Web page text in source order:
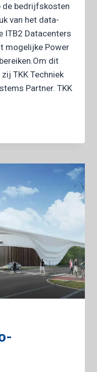
de bedrijfs­kosten
van het data­
ITB2 Datacenters
mogelijke Power
dit
TKK Techniek
Partner. TKK